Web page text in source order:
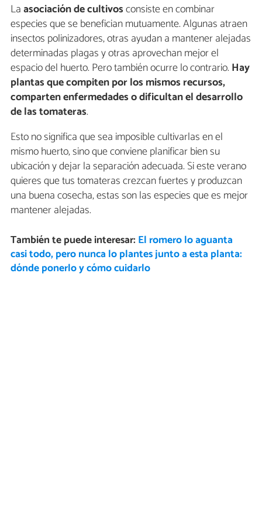
Laasociación de cultivosconsiste en combinar
especies que se benefician mutuamente. Algunas atraen
insectos polinizadores, otras ayudan a mantener alejadas
determinadas plagas y otras aprovechan mejor el
espacio del huerto. Pero también ocurre lo contrario. Hay
plantas que compiten por los mismos recursos,
comparten enfermedades o dificultan el desarrollo
de las tomateras.
Esto no significa que sea imposible cultivarlas en el
mismo huerto, sino que conviene planificar bien su
ubicación y dejar la separación adecuada. Si este verano
quieres que tus tomateras crezcan fuertes y produzcan
una buena cosecha, estas son las especies que es mejor
mantener alejadas.
También te puede interesar: El romero lo aguanta
casi todo, pero nunca lo plantes junto a esta planta:
dónde ponerlo y cómo cuidarlo